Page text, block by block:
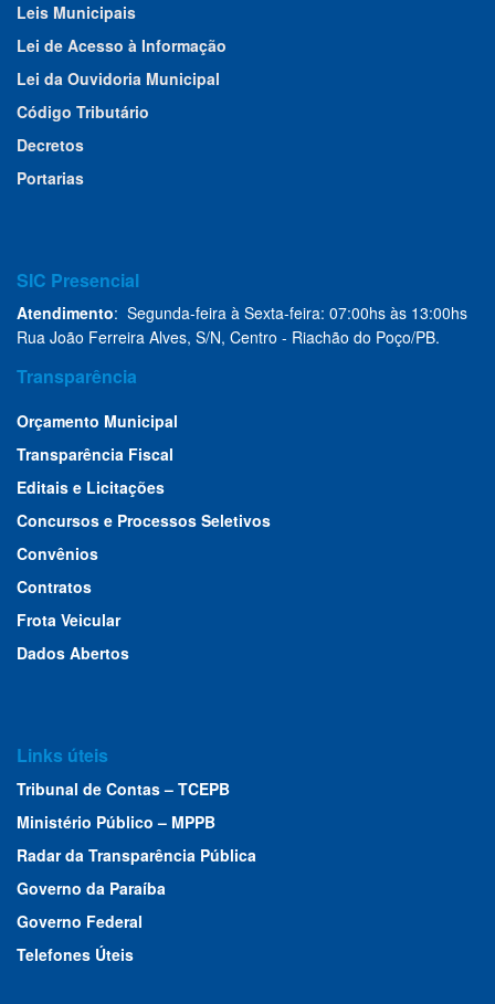
Leis Municipais
Lei de Acesso à Informação
Lei da Ouvidoria Municipal
Código Tributário
Decretos
Portarias
SIC Presencial
Atendimento: Segunda-feira à Sexta-feira: 07:00hs às 13:00hs
Rua João Ferreira Alves, S/N, Centro - Riachão do Poço/PB.
Transparência
Orçamento Municipal
Transparência Fiscal
Editais e Licitações
Concursos e Processos Seletivos
Convênios
Contratos
Frota Veicular
Dados Abertos
Links úteis
Tribunal de Contas – TCEPB
Ministério Público – MPPB
Radar da Transparência Pública
Governo da Paraíba
Governo Federal
Telefones Úteis